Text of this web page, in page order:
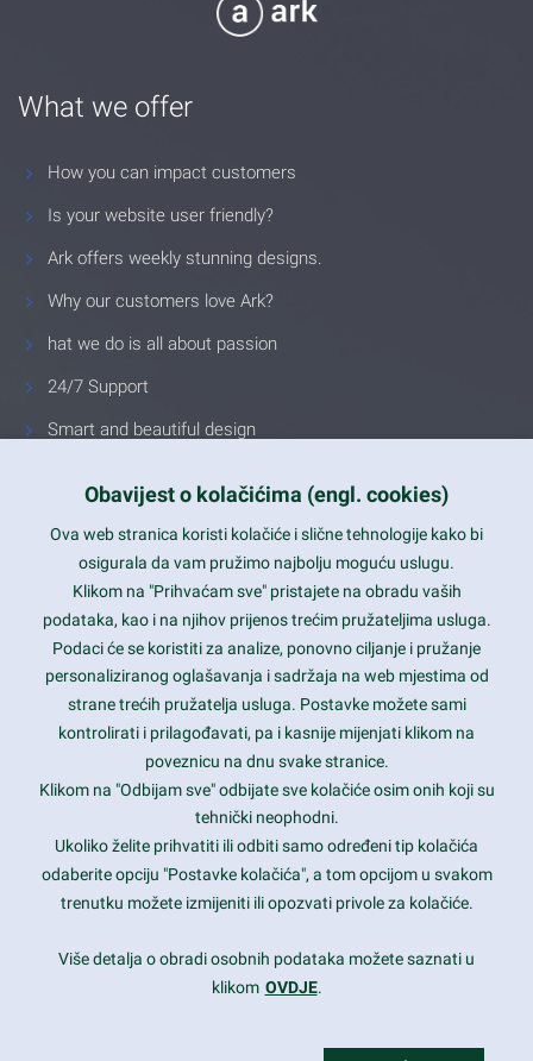
What we offer
How you can impact customers
Is your website user friendly?
Ark offers weekly stunning designs.
Why our customers love Ark?
hat we do is all about passion
24/7 Support
Smart and beautiful design
Latest trends and much more...
Contact Info
1600 Amphitheatre Parkway, Mountain View, CA 94043
prothemes.net@gmail.com
Daily: 9:00 am - 6:00 pm
Sunday: Closed
Copyright 2017FRESHFACE© All Rights Reserved
Obavijest o kolačićima (engl. cookies)
Ova web stranica koristi kolačiće i slične tehnologije kako bi
osigurala da vam pružimo najbolju moguću uslugu.
Klikom na "Prihvaćam sve" pristajete na obradu vaših
podataka, kao i na njihov prijenos trećim pružateljima usluga.
Podaci će se koristiti za analize, ponovno ciljanje i pružanje
personaliziranog oglašavanja i sadržaja na web mjestima od
strane trećih pružatelja usluga. Postavke možete sami
kontrolirati i prilagođavati, pa i kasnije mijenjati klikom na
poveznicu na dnu svake stranice.
Klikom na "Odbijam sve" odbijate sve kolačiće osim onih koji su
tehnički neophodni.
Ukoliko želite prihvatiti ili odbiti samo određeni tip kolačića
odaberite opciju "Postavke kolačića", a tom opcijom u svakom
trenutku možete izmijeniti ili opozvati privole za kolačiće.
Više detalja o obradi osobnih podataka možete saznati u
klikom OVDJE.